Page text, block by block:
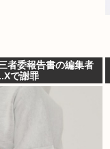
者委報告書の編集者
で謝罪